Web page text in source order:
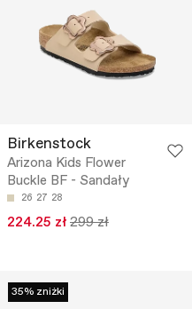
Birkenstock
Arizona Kids Flower
Buckle BF - Sandały
26 27 28
224.25 zł 299 zł
35% zniżki